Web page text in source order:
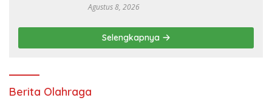
Resmi Masuk Polres Dairi
Agustus 8, 2026
Selengkapnya
Berita Olahraga